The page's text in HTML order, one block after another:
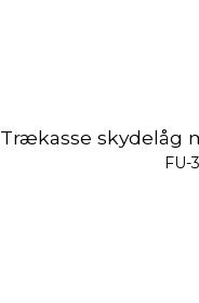
Trækasse skydelåg
FU-